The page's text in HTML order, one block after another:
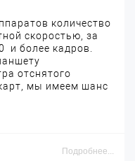
количество
скоростью, за
и более кадров.
отснятого
мы имеем шанс
Подробнее...